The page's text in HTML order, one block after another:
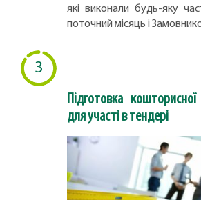
які виконали будь-яку
поточний місяць і
3
Підготовка кошторисної
для участі в тендері